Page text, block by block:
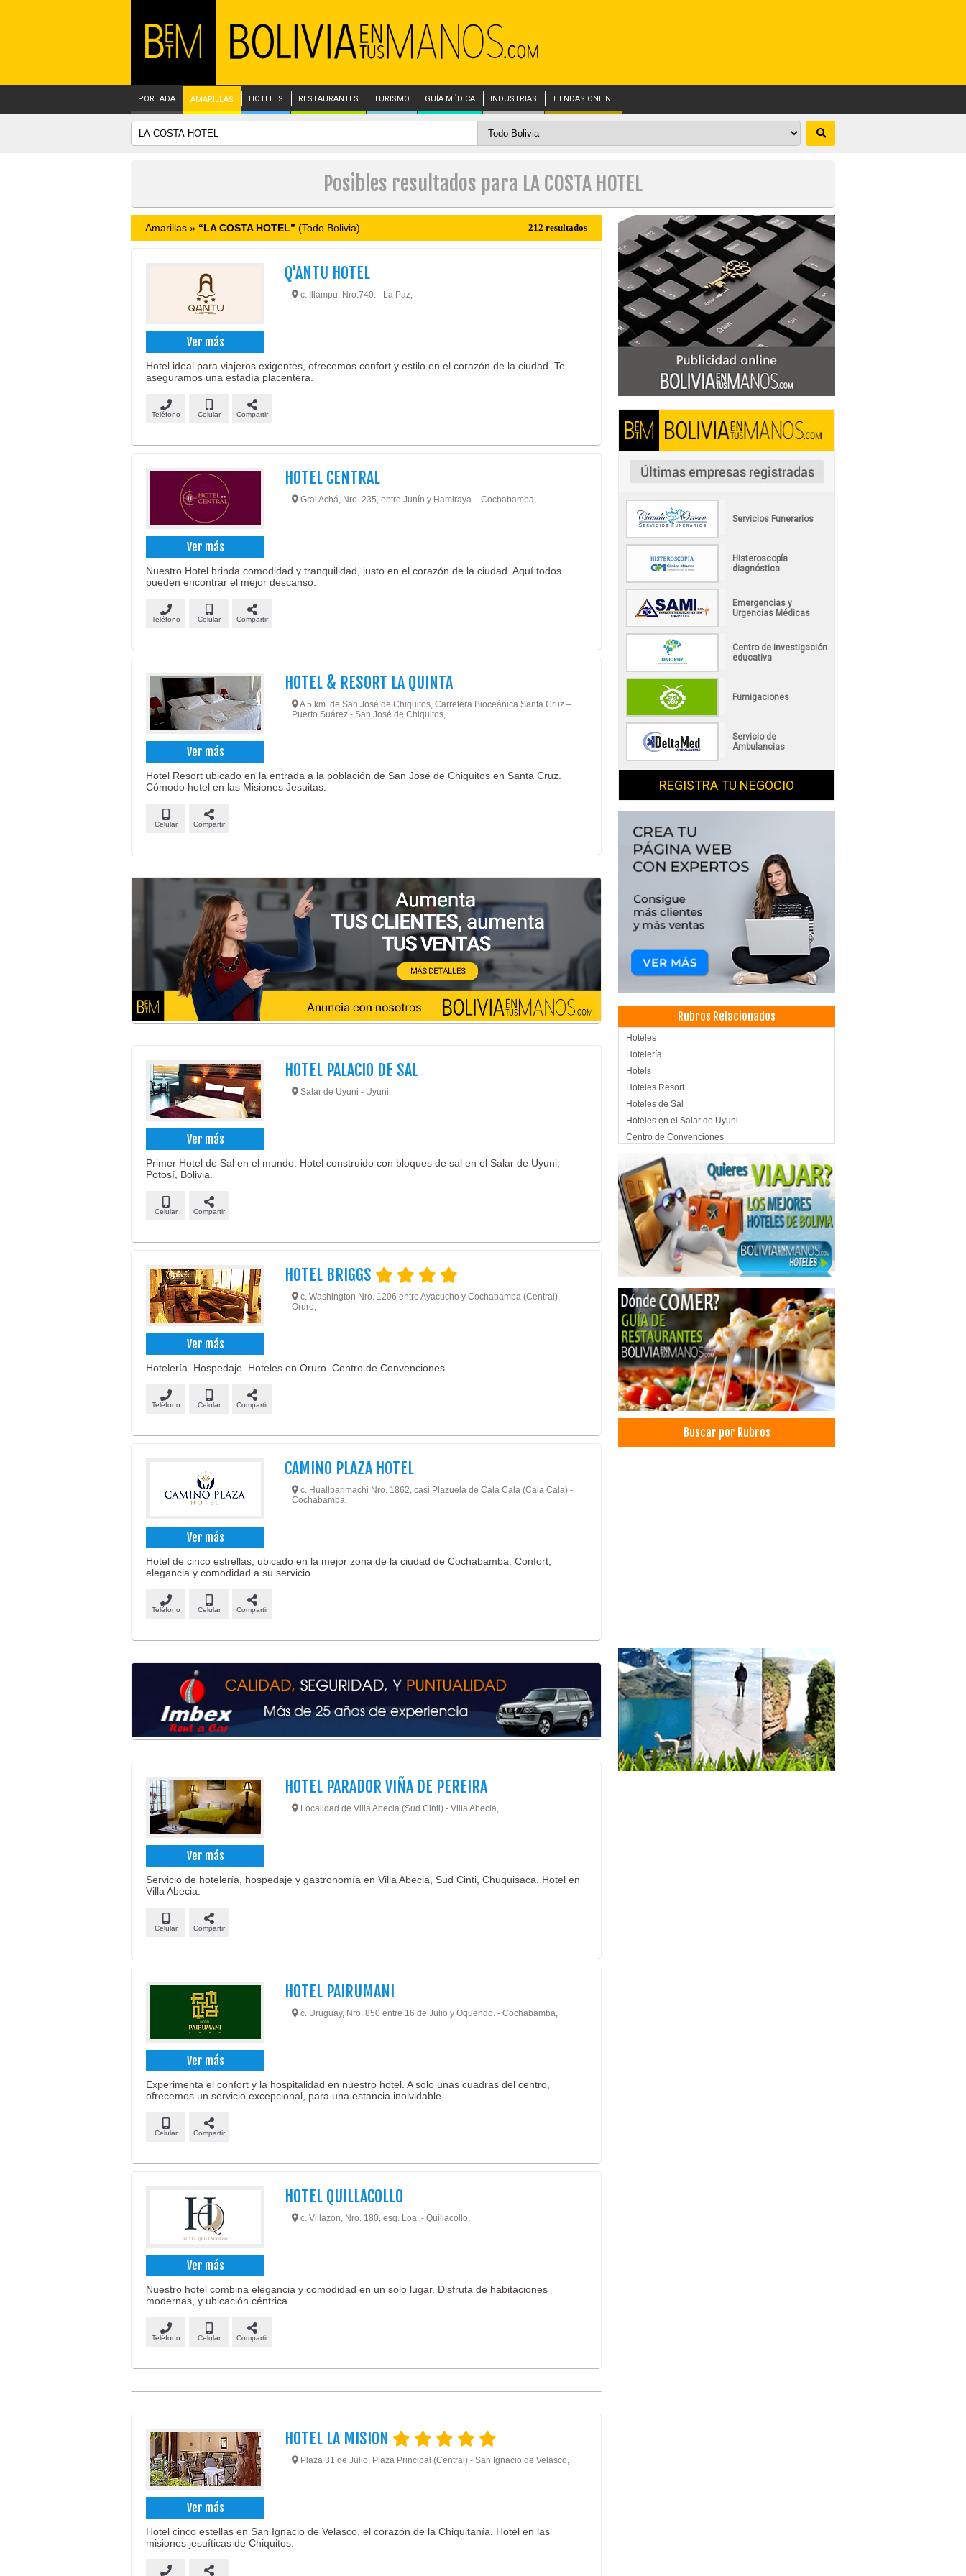
PORTADA AMARILLAS HOTELES RESTAURANTES TURISMO GUÍA MÉDICA INDUSTRIAS TIENDAS ONLINE
Posibles resultados para LA COSTA HOTEL
Amarillas » “LA COSTA HOTEL” (Todo Bolivia) 212 resultados
Ver más
Q'ANTU HOTEL
c. Illampu, Nro.740. - La Paz,
Hotel ideal para viajeros exigentes, ofrecemos confort y estilo en el corazón de la ciudad. Te
aseguramos una estadía placentera.
Teléfono Celular Compartir
Ver más
HOTEL CENTRAL
Gral Achá, Nro. 235, entre Junín y Hamiraya. - Cochabamba,
Nuestro Hotel brinda comodidad y tranquilidad, justo en el corazón de la ciudad. Aquí todos
pueden encontrar el mejor descanso.
Teléfono Celular Compartir
Ver más
HOTEL & RESORT LA QUINTA
A 5 km. de San José de Chiquitos, Carretera Bioceánica Santa Cruz –
Puerto Suárez - San José de Chiquitos,
Hotel Resort ubicado en la entrada a la población de San José de Chiquitos en Santa Cruz.
Cómodo hotel en las Misiones Jesuitas.
Celular Compartir
Ver más
HOTEL PALACIO DE SAL
Salar de Uyuni - Uyuni,
Primer Hotel de Sal en el mundo. Hotel construido con bloques de sal en el Salar de Uyuni,
Potosí, Bolivia.
Celular Compartir
Ver más
HOTEL BRIGGS
c. Washington Nro. 1206 entre Ayacucho y Cochabamba (Central) -
Oruro,
Hotelería. Hospedaje. Hoteles en Oruro. Centro de Convenciones
Teléfono Celular Compartir
Ver más
CAMINO PLAZA HOTEL
c. Huallparimachi Nro. 1862, casi Plazuela de Cala Cala (Cala Cala) -
Cochabamba,
Hotel de cinco estrellas, ubicado en la mejor zona de la ciudad de Cochabamba. Confort,
elegancia y comodidad a su servicio.
Teléfono Celular Compartir
Ver más
HOTEL PARADOR VIÑA DE PEREIRA
Localidad de Villa Abecia (Sud Cinti) - Villa Abecia,
Servicio de hotelería, hospedaje y gastronomía en Villa Abecia, Sud Cinti, Chuquisaca. Hotel en
Villa Abecia.
Celular Compartir
Ver más
HOTEL PAIRUMANI
c. Uruguay, Nro. 850 entre 16 de Julio y Oquendo. - Cochabamba,
Experimenta el confort y la hospitalidad en nuestro hotel. A solo unas cuadras del centro,
ofrecemos un servicio excepcional, para una estancia inolvidable.
Celular Compartir
Ver más
HOTEL QUILLACOLLO
c. Villazón, Nro. 180, esq. Loa. - Quillacollo,
Nuestro hotel combina elegancia y comodidad en un solo lugar. Disfruta de habitaciones
modernas, y ubicación céntrica.
Teléfono Celular Compartir
Ver más
HOTEL LA MISION
Plaza 31 de Julio, Plaza Principal (Central) - San Ignacio de Velasco,
Hotel cinco estellas en San Ignacio de Velasco, el corazón de la Chiquitanía. Hotel en las
misiones jesuíticas de Chiquitos.
Servicios Funerarios
Histeroscopía
diagnóstica
Emergencias y
Urgencias Médicas
Centro de investigación
educativa
Fumigaciones
Servicio de
Ambulancias
REGISTRA TU NEGOCIO
Rubros Relacionados
Hoteles
Hotelería
Hotels
Hoteles Resort
Hoteles de Sal
Hoteles en el Salar de Uyuni
Centro de Convenciones
Salones de Eventos
Hospedajes
Banquetes y Recepciones
Alojamientos
Buscar por Rubros